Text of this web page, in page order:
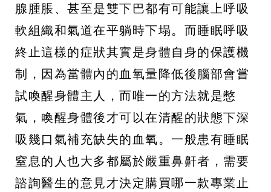
腺腫脹、甚至是雙下巴都有可能讓上呼吸
軟組織和氣道在平躺時下塌。而睡眠呼吸
終止這樣的症狀其實是身體自身的保護機
制，因為當體內的血氧量降低後腦部會嘗
試喚醒身體主人，而唯一的方法就是憋
氣，喚醒身體後才可以在清醒的狀態下深
吸幾口氣補充缺失的血氧。一般患有睡眠
窒息的人也大多都屬於嚴重鼻鼾者，需要
諮詢醫生的意見才決定購買哪一款專業止